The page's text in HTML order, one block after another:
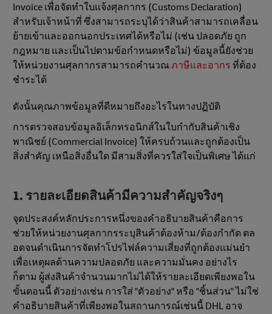
Invoice เพื่อจัดทําใบแจ้งศุลกากร (Customs Declaration)
สําหรับเจ้าหน้าที่ ซึ่งสามารถระบุได้ว่าสินค้าสามารถเคลื่อน
ย้ายเข้าและออกนอกประเทศได้หรือไม่ (เช่น ปลอดภัย ถูก
กฎหมาย และเป็นไปตามข้อกําหนดหรือไม่) ข้อมูลนี้ยังช่วย
ให้หน่วยงานศุลกากรสามารถคํานวณภาษีและอากร ที่ต้อง
ชําระได้
ดังนั้นคุณภาพข้อมูลที่ดีหมายถึงอะไรในทางปฏิบัติ
การตรวจสอบข้อมูลอิเล็กทรอนิกส์ในใบกํากับสินค้าเชิง
พาณิชย์ (Commercial Invoice) ให้ครบถ้วนและถูกต้องเป็น
สิ่งสําคัญ เหนือสิ่งอื่นใด มีสามสิ่งที่ควรใส่ใจเป็นพิเศษ ได้แก่
1. รายละเอียดสินค้ามีความสําคัญจริงๆ
จุดประสงค์หลักประการหนึ่งของคําอธิบายสินค้าคือการ
ช่วยให้หน่วยงานศุลกากรระบุสินค้าต้องห้าม/ต้องกำกัด ตล
อดจนดําเนินการจัดทําโปรไฟล์ความเสี่ยงที่ถูกต้องแม่นยำ
เพื่อเหตุผลด้านความปลอดภัย และความมั่นคง อย่างไร
ก็ตาม ผู้ส่งสินค้าจํานวนมากไม่ได้ให้รายละเอียดเพียงพอใน
ขั้นตอนนี้ ตัวอย่างเช่น การใส่ "ตัวอย่าง" หรือ "ชิ้นส่วน" ไม่ใช่
คําอธิบายสินค้าที่เพียงพอในสถานการณ์เช่นนี้ DHL อาจ